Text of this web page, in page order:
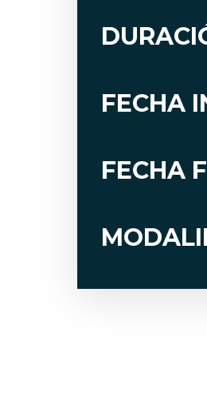
FECHA
FECHA